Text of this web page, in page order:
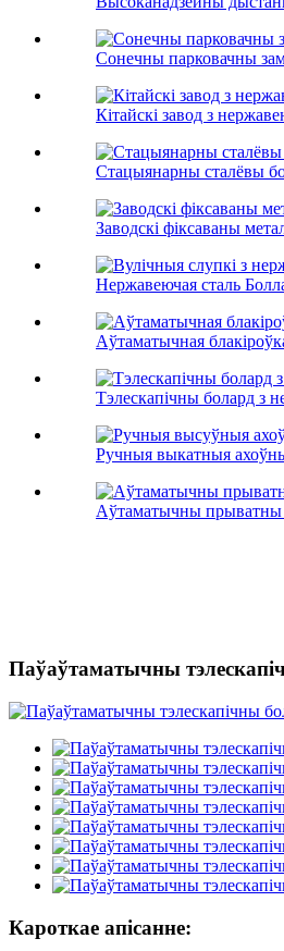
Сонечны парковачны
Кітайскі завод з
Стацыянарны сталёвы
Заводскі фіксаваны
Нержавеючая сталь
Аўтаматычная
Тэлескапічны болард з
Ручныя выкатныя
Аўтаматычны прыватны
Паўаўтаматычны
Кароткае апісанне: